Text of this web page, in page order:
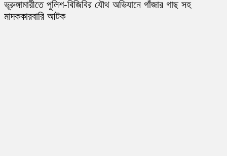
ভূরুঙ্গামারীতে পুলিশ-বিজিবির যৌথ অভিযানে গাঁজার গাছ সহ
মাদককারবারি আটক